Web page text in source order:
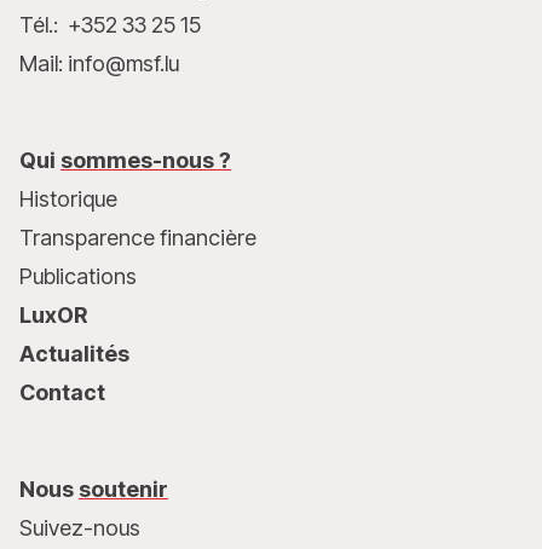
Tél.: +352 33 25 15
Mail: info@msf.lu
Qui sommes-nous ?
Historique
Transparence financière
Publications
LuxOR
Actualités
Contact
Nous soutenir
Suivez-nous